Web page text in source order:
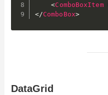
<ComboBoxItem
</ComboBox>
DataGrid